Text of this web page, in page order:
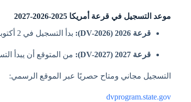
موعد التسجيل في قرعة أمريكا 2025-2026-2027
قرعة 2026 (DV-2026):
بدأ التسجيل في 2 أكتوبر 2024 واستمر حتى 7 نوفمبر 2024. الإعلان عن النتائج سيكون في
قرعة 2027 (DV-2027): من المتوقع أن يبدأ
التسجيل مجاني ومتاح حصريًا عبر الموقع الرسمي:
dvprogram.state.gov